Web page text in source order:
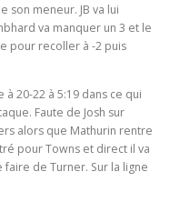
son meneur. JB va lui
va manquer un 3 et le
pour recoller à -2 puis
20-22 à 5:19 dans ce qui
Faute de Josh sur
alors que Mathurin rentre
pour Towns et direct il va
de Turner. Sur la ligne